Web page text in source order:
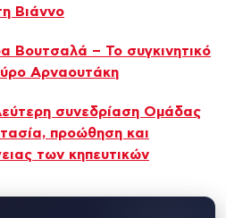
Βιάννο
Βουτσαλά – Το συγκινητικό
Αρναουτάκη
συνεδρίαση Ομάδας
προώθηση και
των κηπευτικών